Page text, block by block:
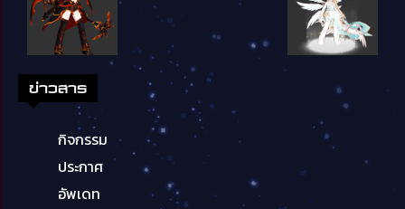
ข่าวสาร
กิจกรรม
ประกาศ
อัพเดท